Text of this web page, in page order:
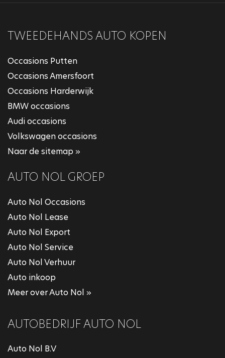
TWEEDEHANDS AUTO KOPEN
Occasions Putten
Occasions Amersfoort
Occasions Harderwijk
BMW occasions
Audi occasions
Volkswagen occasions
Naar de sitemap »
AUTO NOL GROEP
Auto Nol Occasions
Auto Nol Lease
Auto Nol Export
Auto Nol Service
Auto Nol Verhuur
Auto inkoop
Meer over Auto Nol »
AUTOBEDRIJF AUTO NOL
Auto Nol B.V